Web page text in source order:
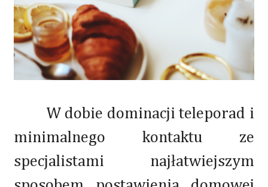
W dobie dominacji teleporad i
minimalnego kontaktu ze
specjalistami najłatwiejszym